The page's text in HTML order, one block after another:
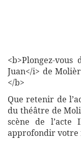
<b>Plongez-
Juan</i> de
</b>
Que retenir de
du théâtre de
scène de
approfondir votre